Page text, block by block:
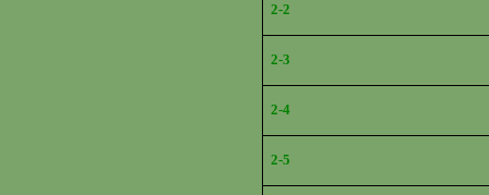
2-2
2-3
2-4
2-5